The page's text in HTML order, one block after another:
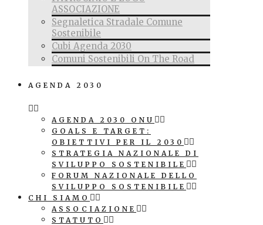
ASSOCIAZIONE
Segnaletica Stradale Comune
Sostenibile
Cubi Agenda 2030
Comuni Sostenibili On The Road
AGENDA 2030
AGENDA 2030 ONU
GOALS E TARGET:
OBIETTIVI PER IL 2030
STRATEGIA NAZIONALE DI
SVILUPPO SOSTENIBILE
FORUM NAZIONALE DELLO
SVILUPPO SOSTENIBILE
CHI SIAMO
ASSOCIAZIONE
STATUTO